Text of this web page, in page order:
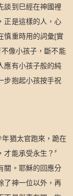
談到巳經在神國裡
正是這樣的人，心
慎重時用的詞彙[實
像小孩子，斷不能
應有小孩子般的純
步抱起小孩按手祝
年猶太官跑來，跪在
能承受永生？〞
關。耶穌的回應分
了神一位以外，再